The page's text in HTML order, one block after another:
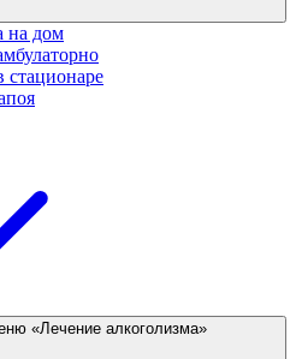
на дом
стационаре
«Лечение алкоголизма»